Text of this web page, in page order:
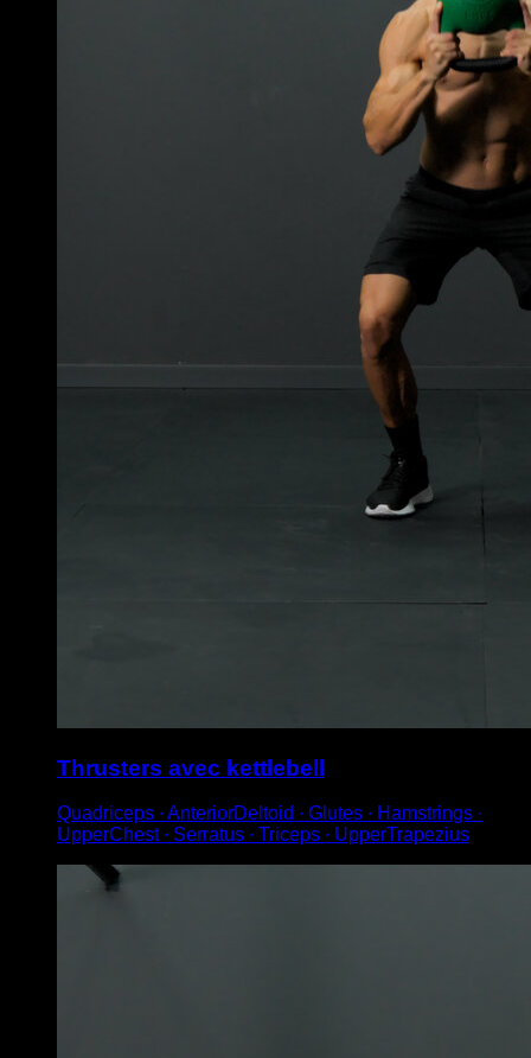
Thrusters avec kettlebell
Quadriceps ∙ AnteriorDeltoid ∙ Glutes ∙ Hamstrings ∙
UpperChest ∙ Serratus ∙ Triceps ∙ UpperTrapezius